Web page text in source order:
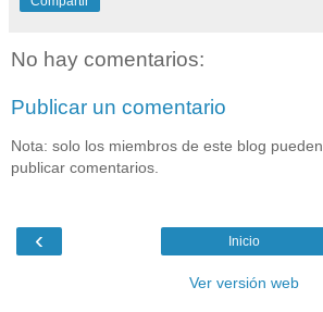
No hay comentarios:
Publicar un comentario
Nota: solo los miembros de este blog pueden
publicar comentarios.
‹ Inicio
Ver versión web